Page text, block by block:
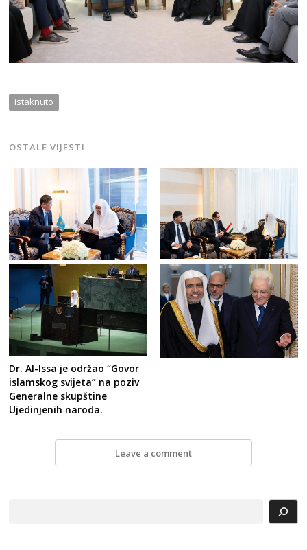
istaknuto
OSTALE VIJESTI
Dr. Al-Issa je održao “Govor
islamskog svijeta” na poziv
Generalne skupštine
Ujedinjenih naroda.
Leave a comment